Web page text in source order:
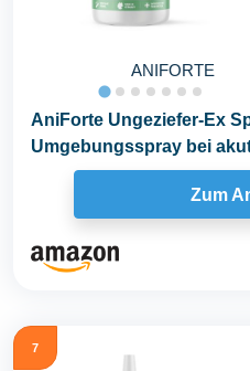
ANIFORTE
AniForte Ungeziefer-Ex
Umgebungsspray bei
Insekten...
Zum
7